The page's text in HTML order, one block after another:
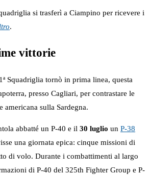
si trasferì a Ciampino per ricevere i
.
vittorie
Squadriglia tornò in prima linea, questa
presso Cagliari, per contrastare le
americana sulla Sardegna.
abbatté un P-40 e il 30 luglio un P-38
una giornata epica: cinque missioni di
di volo. Durante i combattimenti al largo
di P-40 del 325th Fighter Group e P-